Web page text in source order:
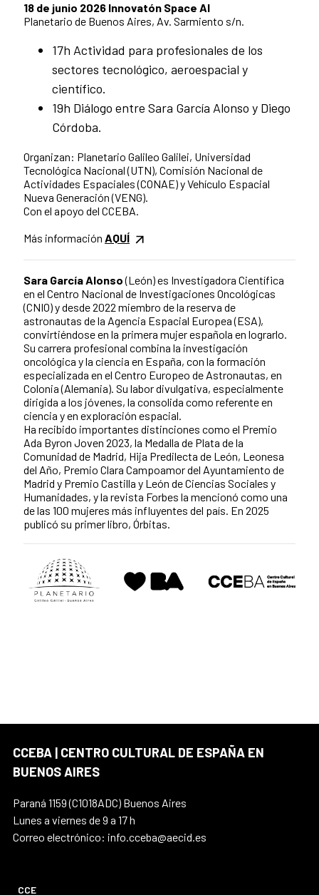
18 de junio 2026 Innovatón Space AI
Planetario de Buenos Aires, Av. Sarmiento s/n.
17h Actividad para profesionales de los
sectores tecnológico, aeroespacial y
científico.
19h Diálogo entre Sara García Alonso y Diego
Córdoba.
Organizan: Planetario Galileo Galilei, Universidad
Tecnológica Nacional (UTN), Comisión Nacional de
Actividades Espaciales (CONAE) y Vehículo Espacial
Nueva Generación (VENG).
Con el apoyo del CCEBA.
Más información AQUÍ
Sara García Alonso(León) es Investigadora Científica
en el Centro Nacional de Investigaciones Oncológicas
(CNIO) y desde 2022 miembro de la reserva de
astronautas de la Agencia Espacial Europea (ESA),
convirtiéndose en la primera mujer española en lograrlo.
Su carrera profesional combina la investigación
oncológica y la ciencia en España, con la formación
especializada en el Centro Europeo de Astronautas, en
Colonia (Alemania). Su labor divulgativa, especialmente
dirigida a los jóvenes, la consolida como referente en
ciencia y en exploración espacial.
Ha recibido importantes distinciones como el Premio
Ada Byron Joven 2023, la Medalla de Plata de la
Comunidad de Madrid, Hija Predilecta de León, Leonesa
del Año, Premio Clara Campoamor del Ayuntamiento de
Madrid y Premio Castilla y León de Ciencias Sociales y
Humanidades, y la revista Forbes la mencionó como una
de las 100 mujeres más influyentes del país. En 2025
publicó su primer libro, Órbitas.
CCEBA | CENTRO CULTURAL DE ESPAÑA EN
BUENOS AIRES
Paraná 1159 (C1018ADC) Buenos Aires
Lunes a viernes de 9 a 17 h
Correo electrónico: info.cceba@aecid.es
CCE